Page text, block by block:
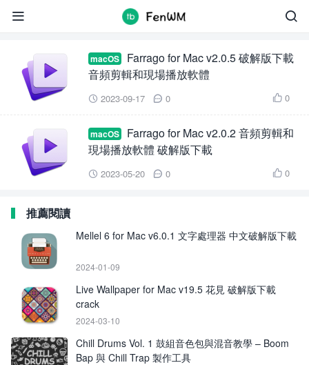


macOS
Farrago for Mac v2.0.5 破解版下載
音頻剪輯和現場播放軟體
 2023-09-17  0  0
macOS
Farrago for Mac v2.0.2 音頻剪輯和
現場播放軟體 破解版下載
 2023-05-20  0  0
推薦閱讀
Mellel 6 for Mac v6.0.1 文字處理器 中文破解版下載
2024-01-09
Live Wallpaper for Mac v19.5 花見 破解版下載
crack
2024-03-10
Chill Drums Vol. 1 鼓組音色包與混音教學 – Boom
Bap 與 Chill Trap 製作工具